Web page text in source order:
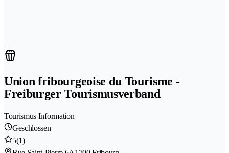
Union fribourgeoise du Tourisme -
Freiburger Tourismusverband
Tourismus Information
Geschlossen
5(1)